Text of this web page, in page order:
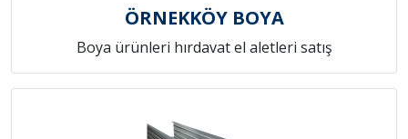
ÖRNEKKÖY BOYA
Boya ürünleri hırdavat el aletleri satış